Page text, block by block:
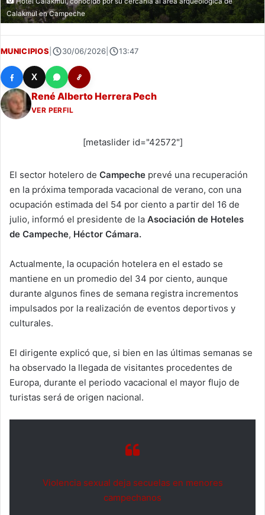
Calakmul en Campeche
MUNICIPIOS 30/06/2026 13:47
X
René Alberto Herrera Pech
VER PERFIL
[metaslider id="42572"]
El sector hotelero de Campeche prevé una recuperación
en la próxima temporada vacacional de verano, con una
ocupación estimada del 54 por ciento a partir del 16 de
julio, informó el presidente de la Asociación de Hoteles
de Campeche, Héctor Cámara.
Actualmente, la ocupación hotelera en el estado se
mantiene en un promedio del 34 por ciento, aunque
durante algunos fines de semana registra incrementos
impulsados por la realización de eventos deportivos y
culturales.
El dirigente explicó que, si bien en las últimas semanas se
ha observado la llegada de visitantes procedentes de
Europa, durante el periodo vacacional el mayor flujo de
turistas será de origen nacional.
Violencia sexual deja secuelas en menores
campechanos